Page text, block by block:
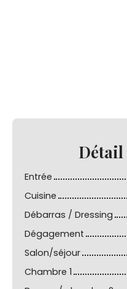
Détail
Entrée
Cuisine
Débarras / Dressing
Dégagement
Salon/séjour
Chambre 1